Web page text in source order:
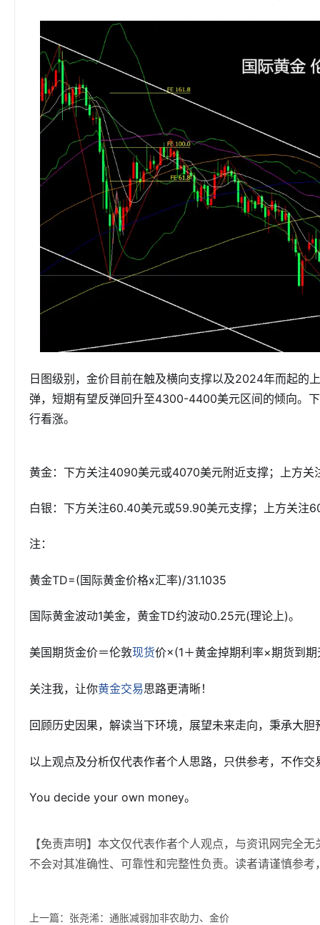
日图级别，金价目前在触及横向支撑以及2024年而起的
弹，短期有望反弹回升至4300-4400美元区间的倾向。
行看涨。
黄金：下方关注4090美元或4070美元附近支撑；上方
白银：下方关注60.40美元或59.90美元支撑；上方关注
注：
黄金TD=(国际黄金价格x汇率)/31.1035
国际黄金波动1美金，黄金TD约波动0.25元(理论上)。
美国期货金价＝伦敦现货价×(1＋黄金掉期利率×期货到
关注我，让你黄金交易思路更清晰！
回顾历史因果，解读当下环境，展望未来走向，秉承大
以上观点及分析仅代表作者个人思路，只供参考，不作
You decide your own money。
【免责声明】本文仅代表作者个人观点，与资讯网完全
不会对其准确性、可靠性和完整性负责。读者请谨慎参
上一篇： 张尧浠：通胀减弱加非农助力、金价